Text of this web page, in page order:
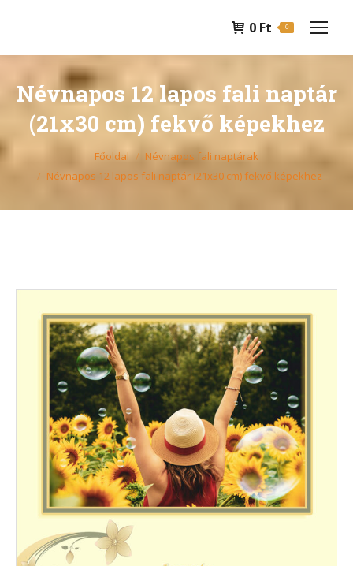
0 Ft 0
Névnapos 12 lapos fali naptár
(21x30 cm) fekvő képekhez
Főoldal
Névnapos fali naptárak
Névnapos 12 lapos fali naptár (21x30 cm) fekvő képekhez